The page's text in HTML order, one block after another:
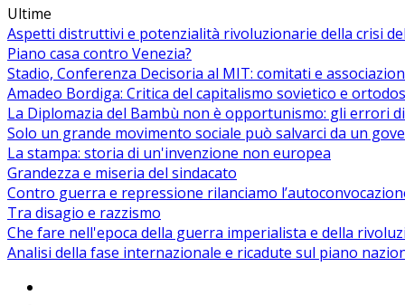
Ultime
Aspetti distruttivi e potenzialità rivoluzionarie della crisi
Piano casa contro Venezia?
Stadio, Conferenza Decisoria al MIT: comitati e
Amadeo Bordiga: Critica del capitalismo sovietico e
La Diplomazia del Bambù non è opportunismo: gli errori
Solo un grande movimento sociale può salvarci da un
La stampa: storia di un'invenzione non europea
Grandezza e miseria del sindacato
Contro guerra e repressione rilanciamo
Tra disagio e razzismo
Che fare nell'epoca della guerra imperialista e della
Analisi della fase internazionale e ricadute sul piano